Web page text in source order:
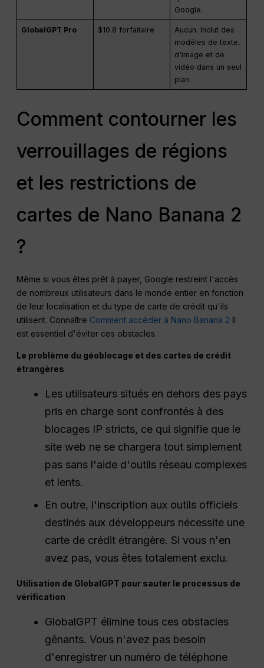
Google.
GlobalGPT Pro $10.8 forfaitaire
Aucun. Inclut des
modèles de texte,
d'image et de
vidéo dans un seul
plan.
Comment contourner les
verrouillages de régions
et les restrictions de
cartes de Nano Banana 2
?
Même si vous êtes prêt à payer, Google restreint l'accès
de nombreux utilisateurs dans le monde entier en fonction
de leur localisation et du type de carte de crédit qu'ils
utilisent. Connaître Comment accéder à Nano Banana 2 Il
est essentiel d'éviter ces obstacles.
Le problème du géoblocage et des cartes de crédit
étrangères
Les utilisateurs situés en dehors des pays
pris en charge sont confrontés à des
blocages IP stricts, ce qui signifie que le
site web ne se chargera tout simplement
pas sans l'aide d'outils réseau complexes
et lents.
En outre, l'inscription aux outils officiels
destinés aux développeurs nécessite une
carte de crédit étrangère. Si vous n'en
avez pas, vous êtes totalement exclu.
Utilisation de GlobalGPT pour sauter le processus de
vérification
GlobalGPT élimine tous ces obstacles
gênants. Vous n'avez pas besoin
d'enregistrer un numéro de téléphone